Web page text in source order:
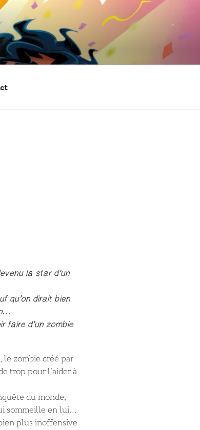
la star d’un
qu’on dirait bien
faire d’un zombie
zombie créé par
trop pour l’aider à
du monde,
sommeille en lui…
plus inoffensive